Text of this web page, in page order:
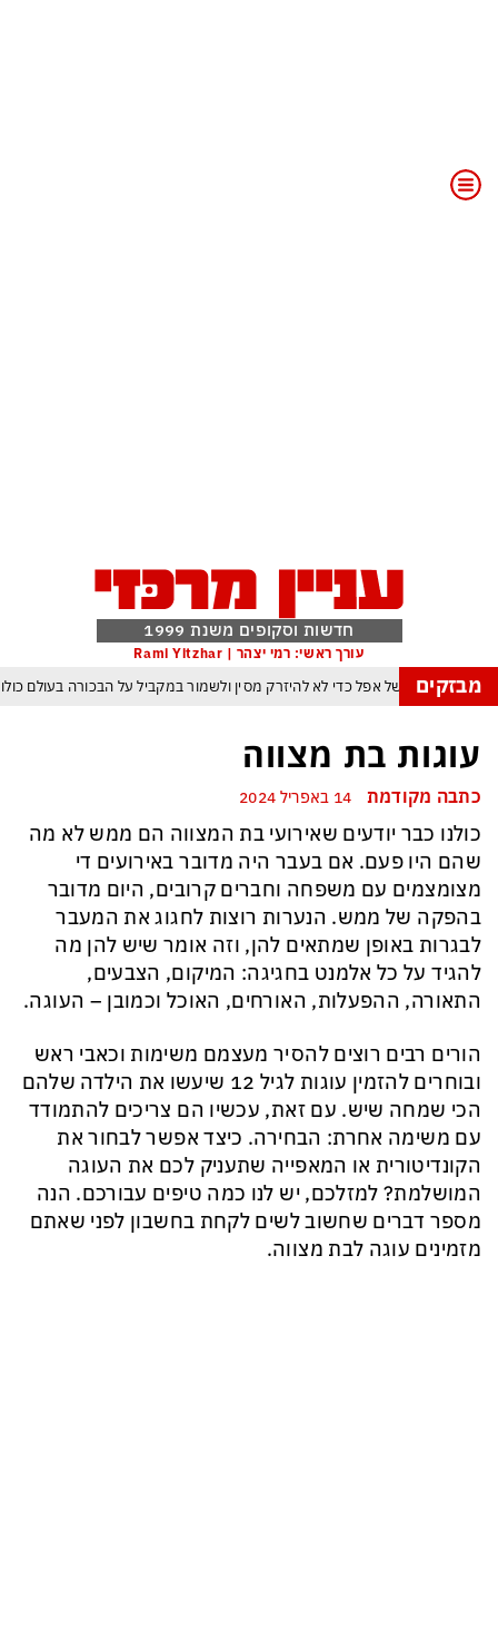
חדשות וסקופים משנת 1999
עורך ראשי: רמי יצהר | Rami Yitzhar
מבזקיםהטריק של אפל כדי לא להיזרק מסין ולשמור במקביל על הבכורה בעולם
של טראמפ המאיים למוטט את כלכלת ארה״ב ומבודד את ישראל יותר מאי
הגרעינית חותמות על הסכם הגנה המשנה מהיסוד את מאזן הכוחות
במשחק חסר החשיבות מדגישה את התגברות החוליגניזם הפראי בכדורגל
הכסף הערבי עלול לנצח ולסכן את הכדורגל האירופי וכמובן גם את
עוגות בת מצווה
כתבה מקודמת
כולנו כבר יודעים שאירועי בת המצווה הם ממש לא מה
שהם היו פעם. אם בעבר היה מדובר באירועים די
מצומצמים עם משפחה וחברים קרובים, היום מדובר
בהפקה של ממש. הנערות רוצות לחגוג את המעבר
לבגרות באופן שמתאים להן, וזה אומר שיש להן מה
להגיד על כל אלמנט בחגיגה: המיקום, הצבעים,
התאורה, ההפעלות, האורחים, האוכל וכמובן – העוגה.
הורים רבים רוצים להסיר מעצמם משימות וכאבי ראש
ובוחרים להזמין עוגות לגיל 12 שיעשו את הילדה שלהם
הכי שמחה שיש. עם זאת, עכשיו הם צריכים להתמודד
עם משימה אחרת: הבחירה. כיצד אפשר לבחור את
הקונדיטורית או המאפייה שתעניק לכם את העוגה
המושלמת? למזלכם, יש לנו כמה טיפים עבורכם. הנה
מספר דברים שחשוב לשים לקחת בחשבון לפני שאתם
מזמינים עוגה לבת מצווה.